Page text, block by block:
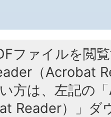
ファイルを閲
（Acrobat
方は、左記の
Reader）」ダ